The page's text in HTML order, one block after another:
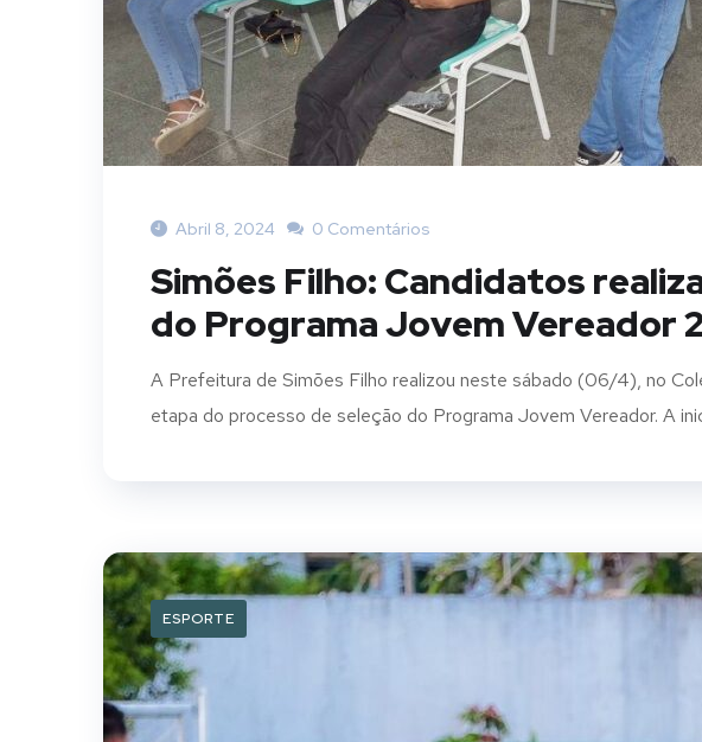
Abril 8, 2024 0 Comentários
Simões Filho: Candidatos
do Programa Jovem Vereador
A Prefeitura de Simões Filho realizou neste sábado (06/4), no
etapa do processo de seleção do Programa Jovem Vereador. A
ESPORTE